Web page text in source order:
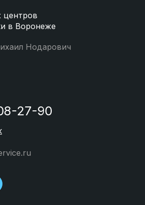
центров
в Воронеже
Нодарович
27-90